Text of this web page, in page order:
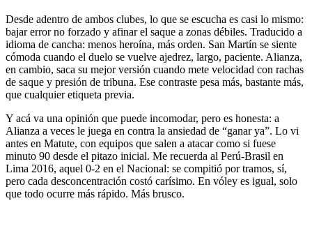
Desde adentro de ambos clubes, lo que se escucha es casi lo mismo:
bajar error no forzado y afinar el saque a zonas débiles. Traducido a
idioma de cancha: menos heroína, más orden. San Martín se siente
cómoda cuando el duelo se vuelve ajedrez, largo, paciente. Alianza,
en cambio, saca su mejor versión cuando mete velocidad con rachas
de saque y presión de tribuna. Ese contraste pesa más, bastante más,
que cualquier etiqueta previa.
Y acá va una opinión que puede incomodar, pero es honesta: a
Alianza a veces le juega en contra la ansiedad de “ganar ya”. Lo vi
antes en Matute, con equipos que salen a atacar como si fuese
minuto 90 desde el pitazo inicial. Me recuerda al Perú-Brasil en
Lima 2016, aquel 0-2 en el Nacional: se compitió por tramos, sí,
pero cada desconcentración costó carísimo. En vóley es igual, solo
que todo ocurre más rápido. Más brusco.